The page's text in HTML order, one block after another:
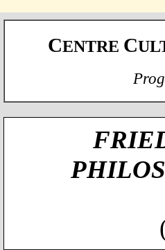
CENTRE C